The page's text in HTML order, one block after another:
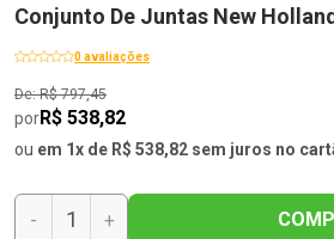
Conjunto De Juntas New
0 avaliações
De: R$ 797,45
porR$ 538,82
ou em 1x de R$ 538,82 sem juros no
- +